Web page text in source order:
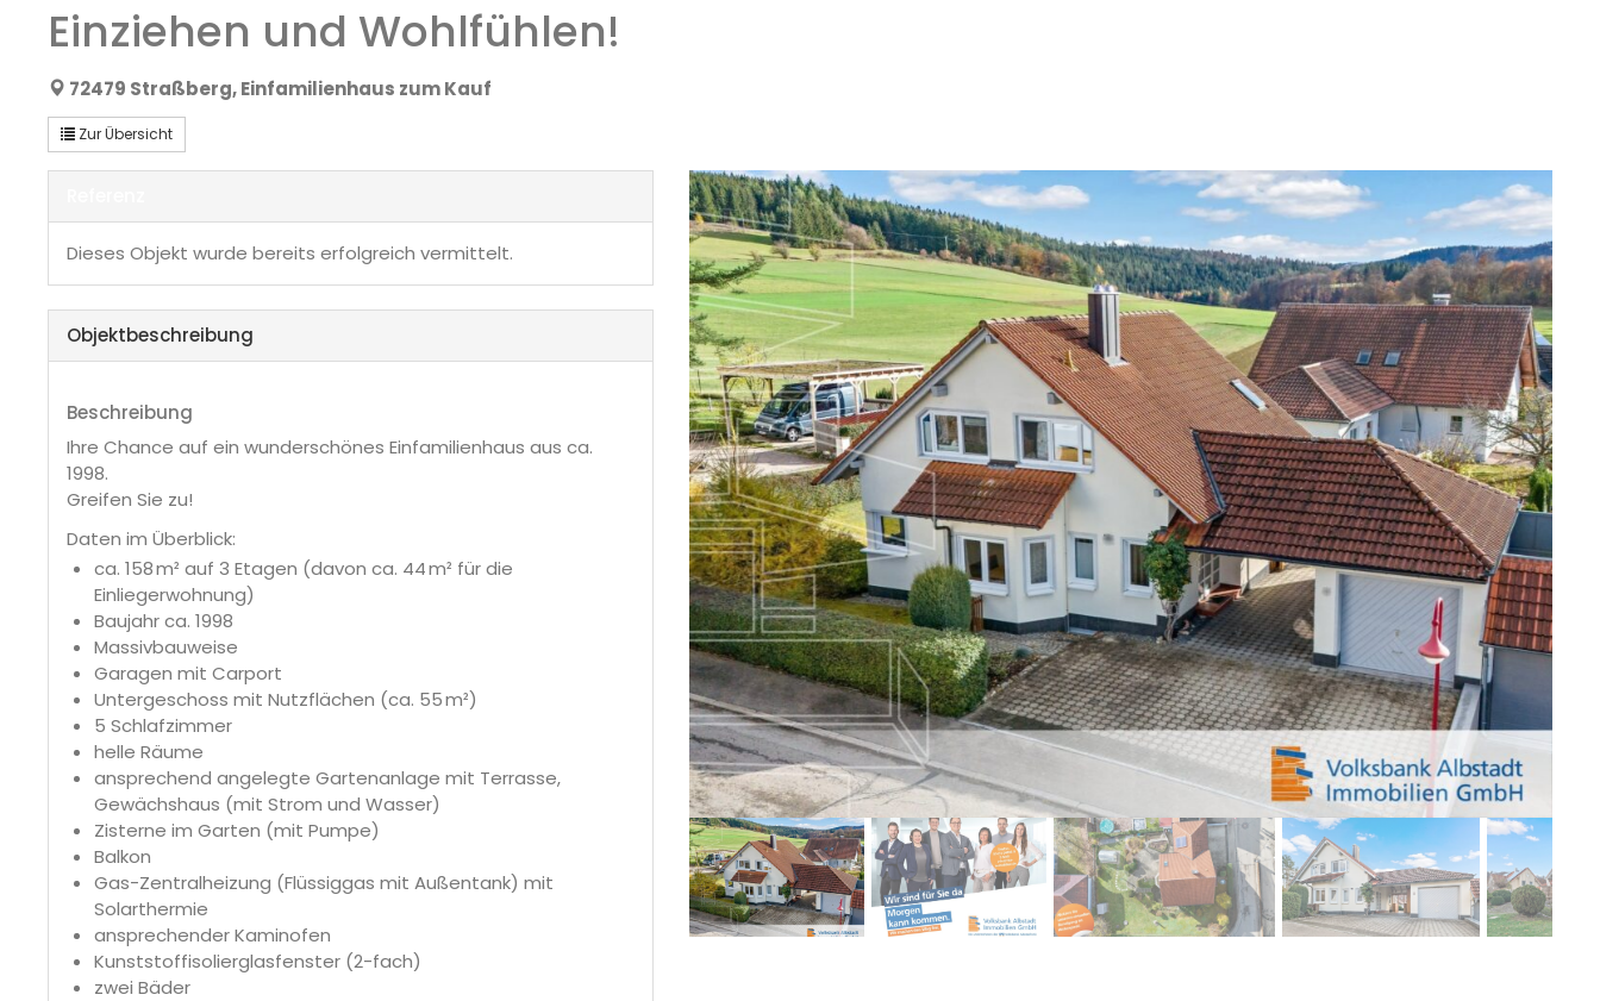
Einziehen und Wohlfühlen!
72479 Straßberg, Einfamilienhaus zum Kauf
Zur Übersicht
Dieses Objekt wurde bereits erfolgreich vermittelt.
Objekt­beschreibung
Beschreibung
Ihre Chance auf ein wunderschönes Einfamilienhaus aus ca.
1998.
Greifen Sie zu!
Daten im Überblick:
ca. 158 m² auf 3 Etagen (davon ca. 44 m² für die
Einliegerwohnung)
Baujahr ca. 1998
Massivbauweise
Garagen mit Carport
Untergeschoss mit Nutzflächen (ca. 55 m²)
5 Schlafzimmer
helle Räume
ansprechend angelegte Gartenanlage mit Terrasse,
Gewächshaus (mit Strom und Wasser)
Zisterne im Garten (mit Pumpe)
Balkon
Gas-Zentralheizung (Flüssiggas mit Außentank) mit
Solarthermie
ansprechender Kaminofen
Kunststoffisolierglasfenster (2-fach)
zwei Bäder